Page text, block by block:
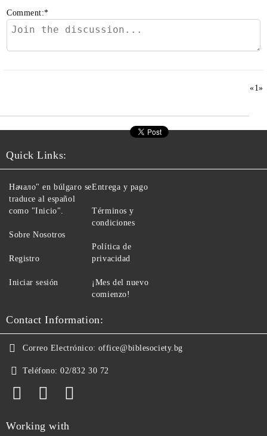
Comment:*
«1»
Quick Links:
Начало" en búlgaro se
traduce al español
como "Inicio".
Sobre Nosotros
Registro
Iniciar sesión
Entrega y pago
Términos y
condiciones
Política de
privacidad
¡Mes del nuevo
comienzo!
Contact Information:
Correo Electrónico: office@biblesociety.bg
Teléfono: 02/832 30 72
Working with